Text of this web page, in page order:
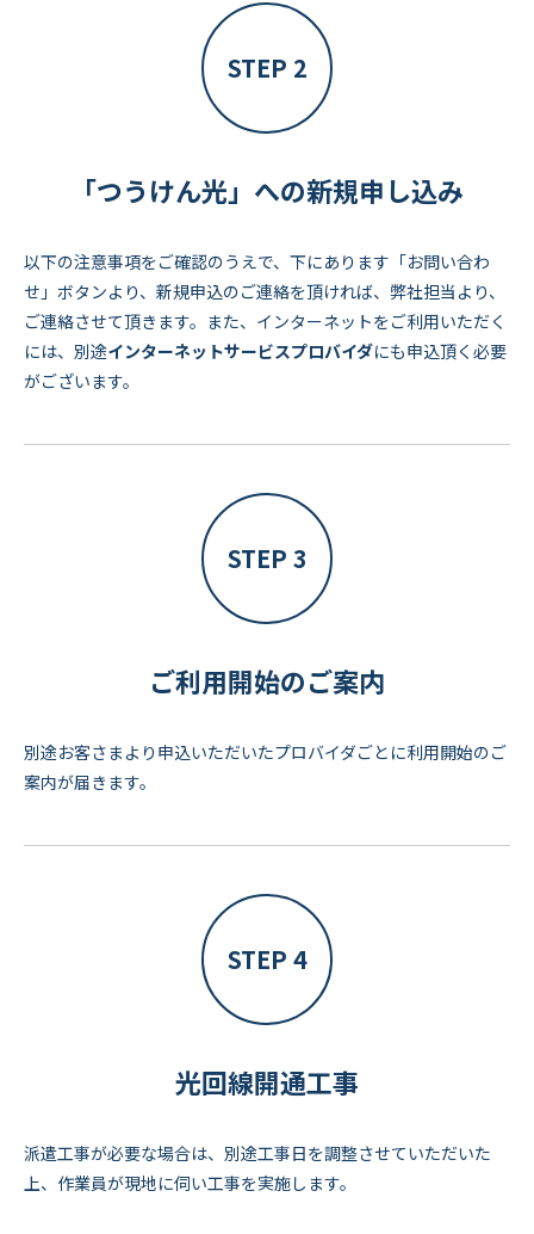
STEP 2
「つうけん光」への新規申し込み
以下の注意事項をご確認のうえで、下にあります「お問い合わ
せ」ボタンより、新規申込のご連絡を頂ければ、弊社担当より、
ご連絡させて頂きます。また、インターネットをご利用いただく
には、別途インターネットサービスプロバイダにも申込頂く必要
がございます。
STEP 3
ご利用開始のご案内
別途お客さまより申込いただいたプロバイダごとに利用開始のご
案内が届きます。
STEP 4
光回線開通工事
派遣工事が必要な場合は、別途工事日を調整させていただいた
上、作業員が現地に伺い工事を実施します。